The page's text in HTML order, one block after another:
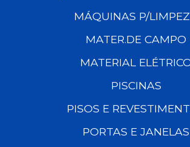
MÁQUINAS P/
MATER.DE CAMPO
MATERIAL
PISCINAS
PISOS E
PORTAS E JANELAS